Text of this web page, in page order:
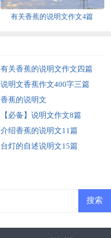
有关香蕉的说明文作文4篇
有关香蕉的说明文作文四篇
说明文香蕉作文400字三篇
香蕉的说明文
【必备】说明文作文8篇
介绍香蕉的说明文11篇
台灯的自述说明文15篇